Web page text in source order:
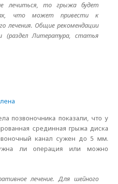
лечиться, то грыжа будет
что может привести к
лечения. Общие рекомендации
(раздел Литература, статья
позвоночника показали, что у
срединная грыжа диска
канал сужен до 5 мм.
ли операция или можно
лечение. Для шейного